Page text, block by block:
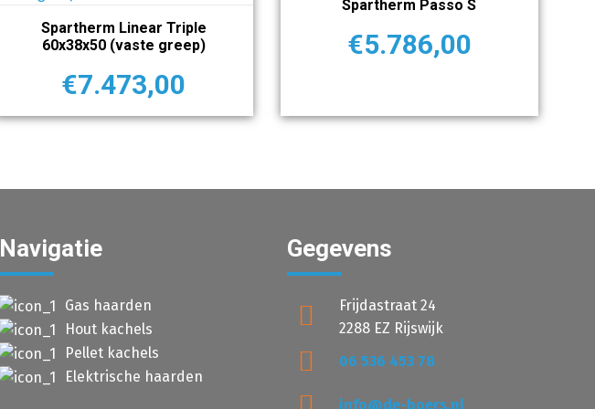
Spartherm Linear Triple
60x38x50 (vaste greep)
€7.473,00
Spartherm Passo S
€5.786,00
Navigatie
Gas haarden
Hout kachels
Pellet kachels
Elektrische haarden
Gegevens
Frijdastraat 24
2288 EZ Rijswijk
06 536 453 78
info@de-boers.nl